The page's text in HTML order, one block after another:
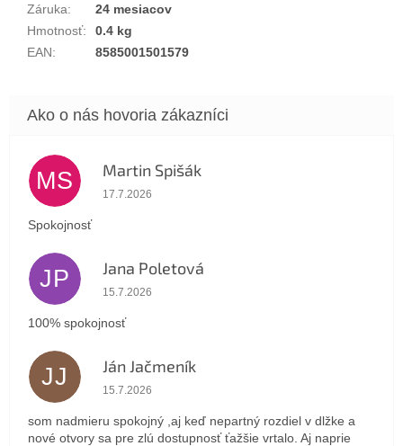
Záruka:
24 mesiacov
Hmotnosť:
0.4 kg
EAN: 8585001501579
MS Martin Spišák
Hodnotenie obchodu je 5 z 5 hviezdičiek.
17.7.2026
Spokojnosť
JP Jana Poletová
Hodnotenie obchodu je 5 z 5 hviezdičiek.
15.7.2026
100% spokojnosť
JJ Ján Jačmeník
Hodnotenie obchodu je 5 z 5 hviezdičiek.
15.7.2026
som nadmieru spokojný ,aj keď nepartný rozdiel v dlžke a
nové otvory sa pre zlú dostupnosť ťažšie vrtalo. Aj naprie